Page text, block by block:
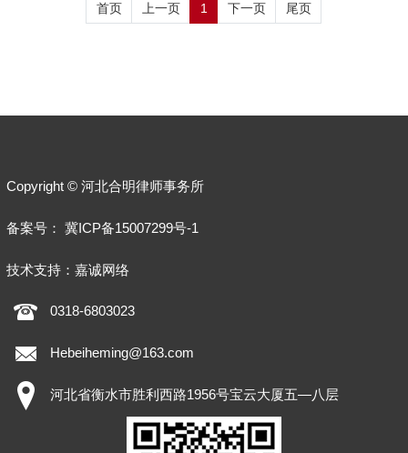
首页 上一页 1 下一页 尾页
Copyright © 河北合明律师事务所
备案号： 冀ICP备15007299号-1
技术支持： 嘉诚网络
0318-6803023
Hebeiheming@163.com
河北省衡水市胜利西路1956号宝云大厦五—八层